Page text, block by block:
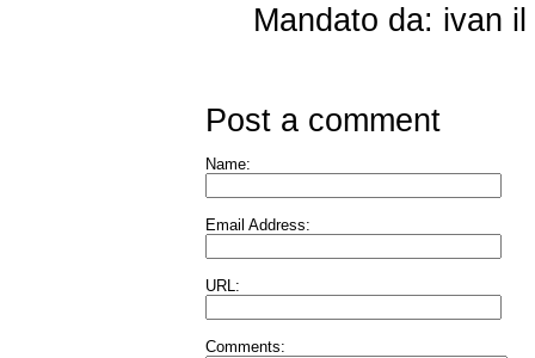
Mandato da: ivan
Post a comment
Name:
Email Address:
URL:
Comments: